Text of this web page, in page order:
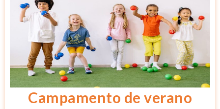
Campamento de verano